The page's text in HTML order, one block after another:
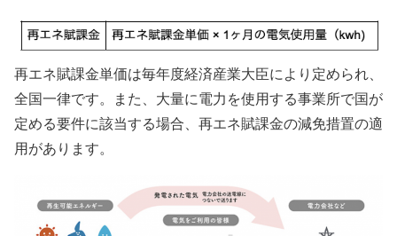
再エネ賦課金単価は毎年度経済産業大臣により定められ、
全国一律です。また、大量に電力を使用する事業所で国が
定める要件に該当する場合、再エネ賦課金の減免措置の適
用があります。